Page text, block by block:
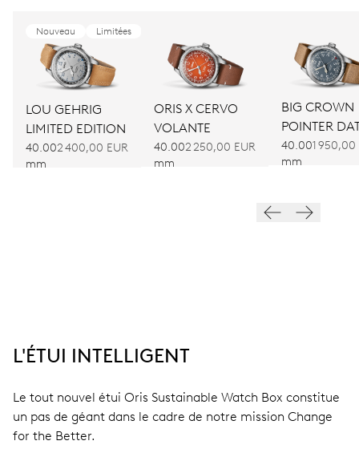
Nouveau Limitées
LOU GEHRIG
LIMITED EDITION
40.00
mm
2 400,00 EUR
ORIS X CERVO
VOLANTE
40.00
mm
2 250,00 EUR
BIG CROWN
POINTER
40.00
mm
1 950,00
L'ÉTUI INTELLIGENT
Le tout nouvel étui Oris Sustainable Watch Box constitue
un pas de géant dans le cadre de notre mission Change
for the Better.